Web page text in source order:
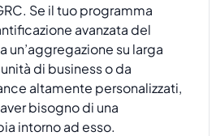
Se il tuo programma
avanzata del
un’aggregazione su larga
di business o da
altamente personalizzati,
bisogno di una
intorno ad esso.